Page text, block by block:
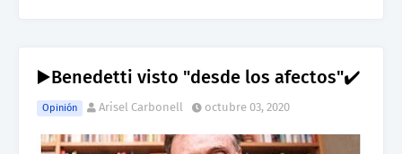
▶️Benedetti visto "desde los afectos"✔️
Opinión Arisel Carbonell octubre 03, 2020